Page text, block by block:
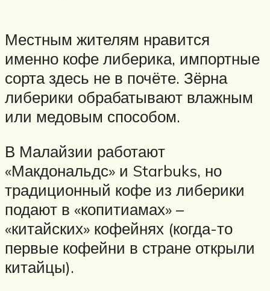
Местным жителям нравится
именно кофе либерика, импортные
сорта здесь не в почёте. Зёрна
либерики обрабатывают влажным
или медовым способом.
В Малайзии работают
«Макдональдс» и Starbuks, но
традиционный кофе из либерики
подают в «копитиамах» –
«китайских» кофейнях (когда-то
первые кофейни в стране открыли
китайцы).